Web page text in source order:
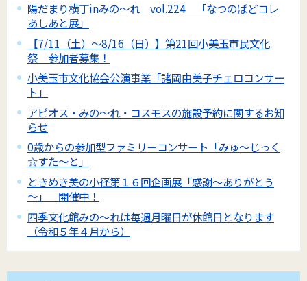
陽だまり横丁inみの～れ vol.224 「なつのばどコレ
あしあと展」
【7/11（土）～8/16（日）】第21回小美玉市民文化
祭 参加者募集！
小美玉市文化協会公演事業「諸岡由美子チェロコンサー
ト」
アピオス・みの～れ・コスモスの施設予約に関するお知
らせ
0歳からの参加型ファミリーコンサート「みゅ～じっく
☆すた～と」
ときめき美の小径第１６回企画展「感謝～ありがとう
～」 開催中！
四季文化館みの～れは毎週月曜日が休館日となります
（令和５年４月から）